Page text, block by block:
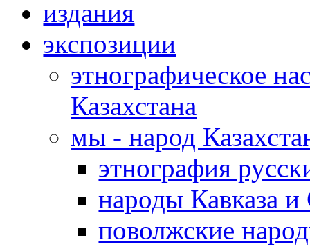
издания
экспозиции
этнографическое
Казахстана
мы - народ
этнография
народы Кавказа
поволжские